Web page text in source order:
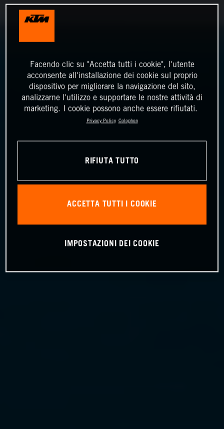
Facendo clic su "Accetta tutti i cookie", l'utente
acconsente all'installazione dei cookie sul proprio
dispositivo per migliorare la navigazione del sito,
analizzarne l'utilizzo e supportare le nostre attività di
marketing. I cookie possono anche essere rifiutati.
Privacy Policy Colophon
RIFIUTA TUTTO
ACCETTA TUTTI I COOKIE
IMPOSTAZIONI DEI COOKIE